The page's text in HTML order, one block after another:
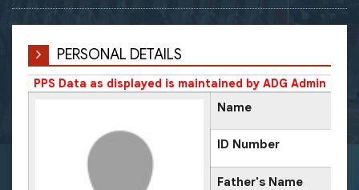
PERSONAL DETAILS
PPS Data as displayed is maintained by ADG Admin
Name
ID Number
Father's Name